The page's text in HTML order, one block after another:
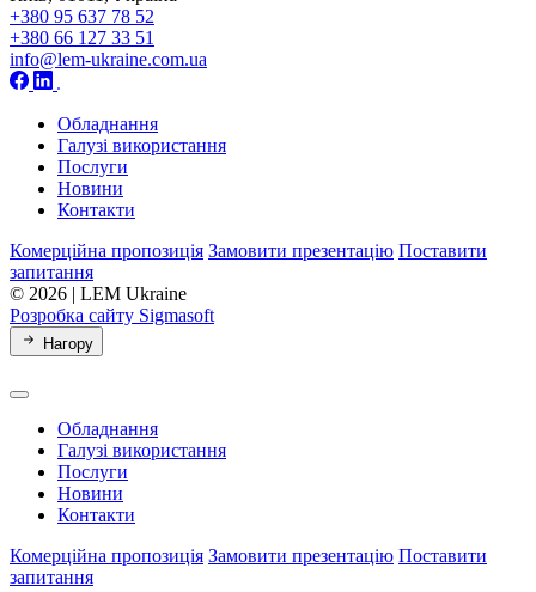
+380 95 637 78 52
+380 66 127 33 51
info@lem-ukraine.com.ua
Обладнання
Галузі використання
Послуги
Новини
Контакти
Комерційна пропозиція Замовити презентацію Поставити
запитання
© 2026 | LEM Ukraine
Розробка сайту Sigmasoft
Нагору
Обладнання
Галузі використання
Послуги
Новини
Контакти
Комерційна пропозиція Замовити презентацію Поставити
запитання